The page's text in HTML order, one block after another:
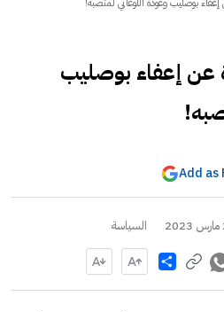
عن إعفاء بوصليب
Add as
السياسة
Share